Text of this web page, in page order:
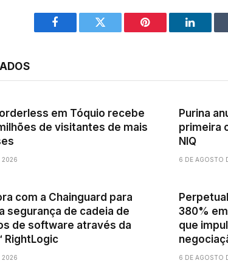
Facebook Twitter Pinterest
em Tóquio recebe
de visitantes de mais
2026
Purina
primeira
NIQ
6 DE AGOSTO
com a Chainguard para
segurança de cadeia de
de software através da
RightLogic
2026
380%
que
6 DE AGOSTO